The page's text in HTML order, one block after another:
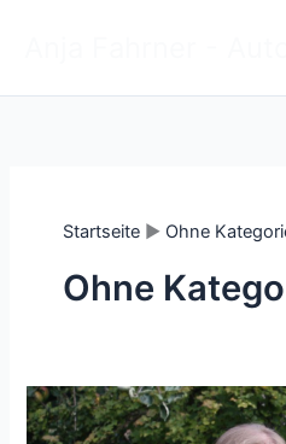
Startseite Ohne
Ohne